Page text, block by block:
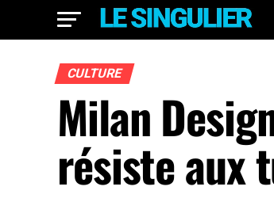
CULTURE
Milan
résiste aux